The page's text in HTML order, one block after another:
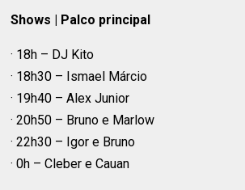
Shows | Palco principal
· 18h – DJ Kito
· 18h30 – Ismael Márcio
· 19h40 – Alex Junior
· 20h50 – Bruno e Marlow
· 22h30 – Igor e Bruno
· 0h – Cleber e Cauan